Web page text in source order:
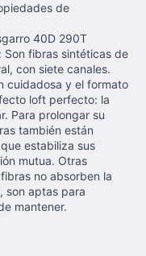
de
40D 290T
Son fibras sintéticas de
con siete canales.
cuidadosa y el formato
loft perfecto: la
Para prolongar su
también están
estabiliza sus
mutua. Otras
no absorben la
son aptas para
mantener.